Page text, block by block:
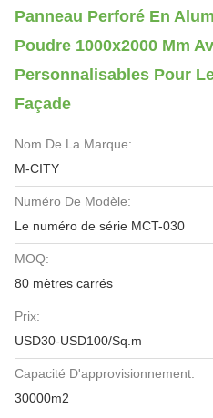
Panneau Perforé En
Poudre 1000x2000 Mm
Personnalisables Pour
Façade
Nom De La Marque:
M-CITY
Numéro De Modèle:
Le numéro de série MCT-030
MOQ:
80 mètres carrés
Prix:
USD30-USD100/Sq.m
Capacité D'approvisionnement:
30000m2